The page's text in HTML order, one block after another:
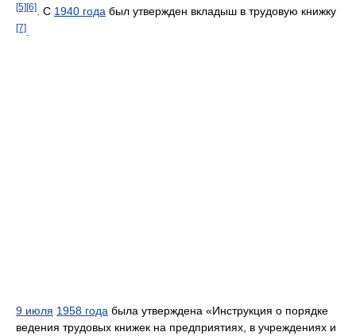
[5][6] . C 1940 года был утвержден вкладыш в трудовую книжку
[7]
9 июля 1958 года была утверждена «Инструкция о порядке
ведения трудовых книжек на предприятиях, в учреждениях и